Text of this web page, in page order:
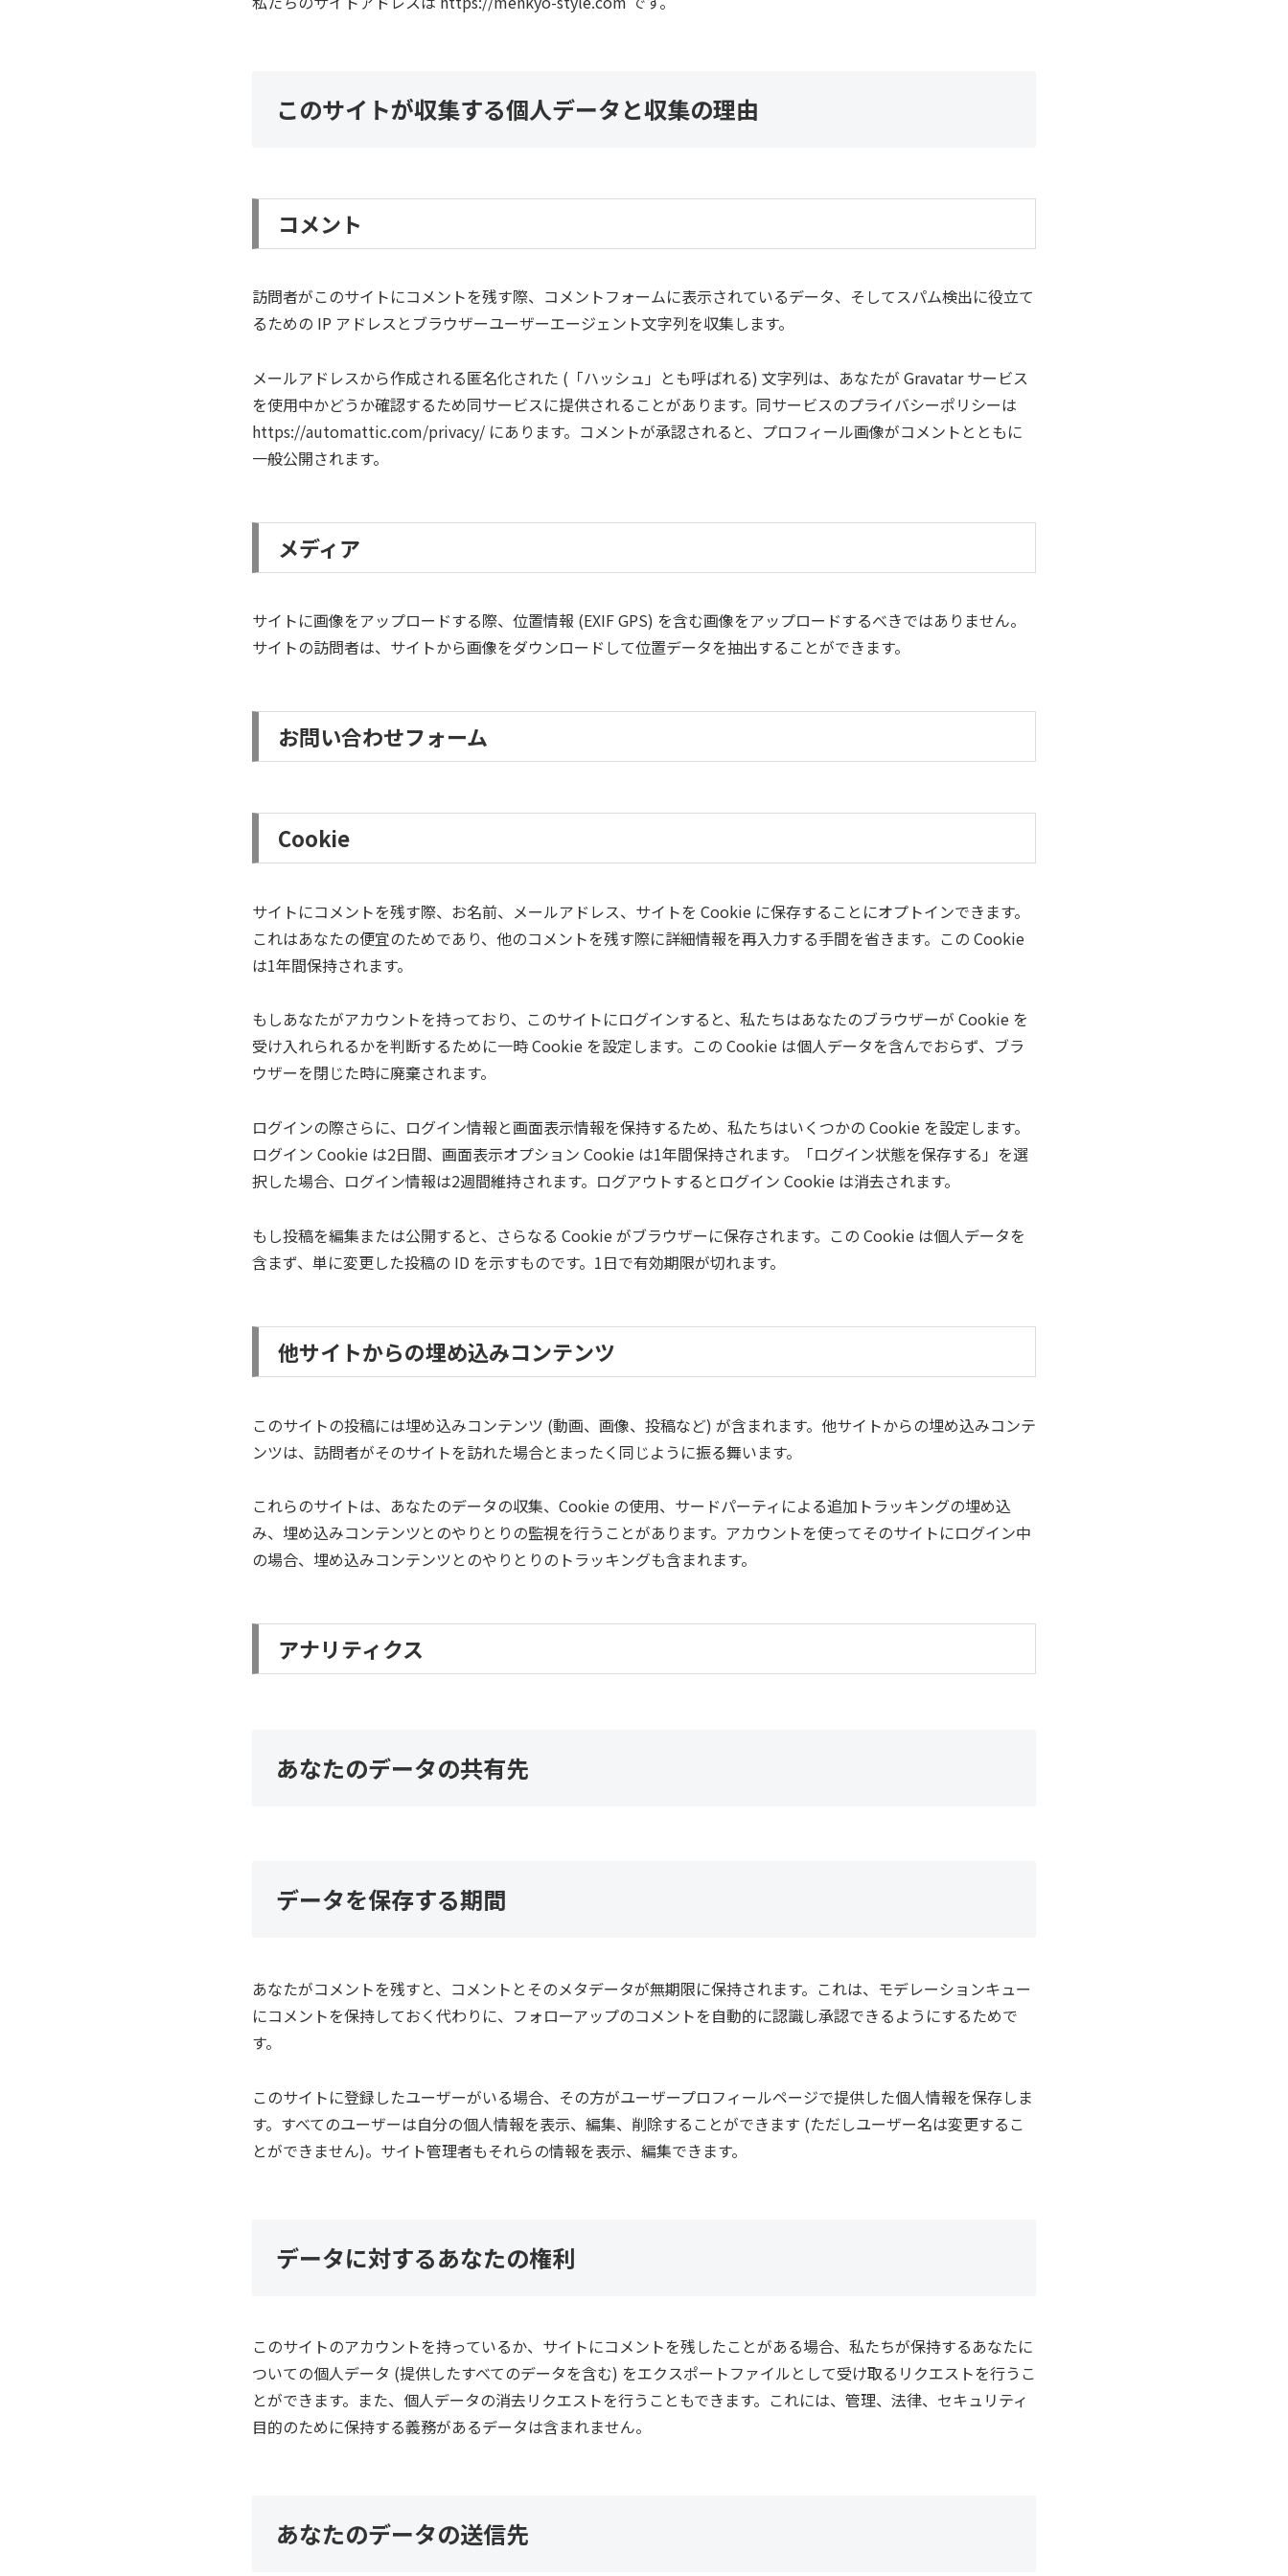
このサイトが収集する個人データと収集の理由
コメント
訪問者がこのサイトにコメントを残す際、コメントフォームに表示されているデータ、そしてスパム検出に役立て
るための IP アドレスとブラウザーユーザーエージェント文字列を収集します。
メールアドレスから作成される匿名化された (「ハッシュ」とも呼ばれる) 文字列は、あなたが Gravatar サービス
を使用中かどうか確認するため同サービスに提供されることがあります。同サービスのプライバシーポリシーは
https://automattic.com/privacy/ にあります。コメントが承認されると、プロフィール画像がコメントとともに
一般公開されます。
メディア
サイトに画像をアップロードする際、位置情報 (EXIF GPS) を含む画像をアップロードするべきではありません。
サイトの訪問者は、サイトから画像をダウンロードして位置データを抽出することができます。
お問い合わせフォーム
Cookie
サイトにコメントを残す際、お名前、メールアドレス、サイトを Cookie に保存することにオプトインできます。
これはあなたの便宜のためであり、他のコメントを残す際に詳細情報を再入力する手間を省きます。この Cookie
は1年間保持されます。
もしあなたがアカウントを持っており、このサイトにログインすると、私たちはあなたのブラウザーが Cookie を
受け入れられるかを判断するために一時 Cookie を設定します。この Cookie は個人データを含んでおらず、ブラ
ウザーを閉じた時に廃棄されます。
ログインの際さらに、ログイン情報と画面表示情報を保持するため、私たちはいくつかの Cookie を設定します。
ログイン Cookie は2日間、画面表示オプション Cookie は1年間保持されます。「ログイン状態を保存する」を選
択した場合、ログイン情報は2週間維持されます。ログアウトするとログイン Cookie は消去されます。
もし投稿を編集または公開すると、さらなる Cookie がブラウザーに保存されます。この Cookie は個人データを
含まず、単に変更した投稿の ID を示すものです。1日で有効期限が切れます。
他サイトからの埋め込みコンテンツ
このサイトの投稿には埋め込みコンテンツ (動画、画像、投稿など) が含まれます。他サイトからの埋め込みコンテ
ンツは、訪問者がそのサイトを訪れた場合とまったく同じように振る舞います。
これらのサイトは、あなたのデータの収集、Cookie の使用、サードパーティによる追加トラッキングの埋め込
み、埋め込みコンテンツとのやりとりの監視を行うことがあります。アカウントを使ってそのサイトにログイン中
の場合、埋め込みコンテンツとのやりとりのトラッキングも含まれます。
アナリティクス
あなたのデータの共有先
データを保存する期間
あなたがコメントを残すと、コメントとそのメタデータが無期限に保持されます。これは、モデレーションキュー
にコメントを保持しておく代わりに、フォローアップのコメントを自動的に認識し承認できるようにするためで
す。
このサイトに登録したユーザーがいる場合、その方がユーザープロフィールページで提供した個人情報を保存しま
す。すべてのユーザーは自分の個人情報を表示、編集、削除することができます (ただしユーザー名は変更するこ
とができません)。サイト管理者もそれらの情報を表示、編集できます。
データに対するあなたの権利
このサイトのアカウントを持っているか、サイトにコメントを残したことがある場合、私たちが保持するあなたに
ついての個人データ (提供したすべてのデータを含む) をエクスポートファイルとして受け取るリクエストを行うこ
とができます。また、個人データの消去リクエストを行うこともできます。これには、管理、法律、セキュリティ
目的のために保持する義務があるデータは含まれません。
あなたのデータの送信先